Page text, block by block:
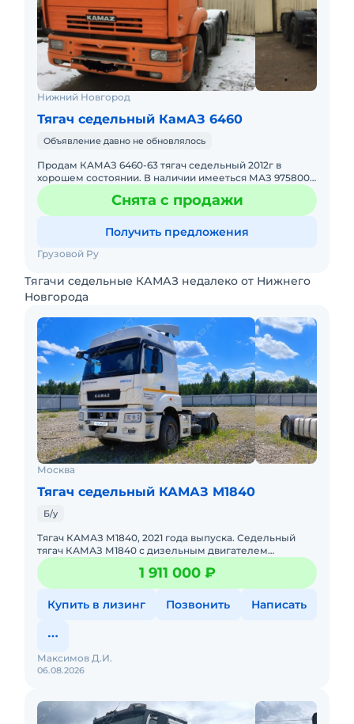
Нижний Новгород
Тягач седельный КамАЗ 6460
Объявление давно не обновлялось
Продам КАМАЗ 6460-63 тягач седельный 2012г в
хорошем состоянии. В наличии имееться МАЗ 975800-
Снята с продажи
Получить предложения
Грузовой Ру
Тягачи седельные КАМАЗ недалеко от Нижнего
Новгорода
Москва
Тягач седельный КАМАЗ M1840
Б/у
Тягач КАМАЗ М1840, 2021 года выпуска. Седельный
тягач КАМАЗ М1840 с дизельным двигателем
мощностью 401 л.с. Рабочий объем двигателя — 11 967
см³. Ко
1 911 000 ₽
Купить в лизинг Позвонить Написать
06.08.2026
Максимов Д.И.